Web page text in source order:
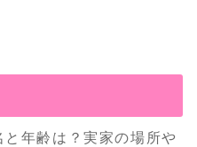
と年齢は？実家の場所や